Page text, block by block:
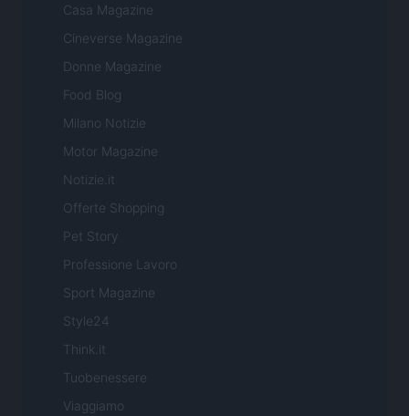
Casa Magazine
Cineverse Magazine
Donne Magazine
Food Blog
Milano Notizie
Motor Magazine
Notizie.it
Offerte Shopping
Pet Story
Professione Lavoro
Sport Magazine
Style24
Think.it
Tuobenessere
Viaggiamo